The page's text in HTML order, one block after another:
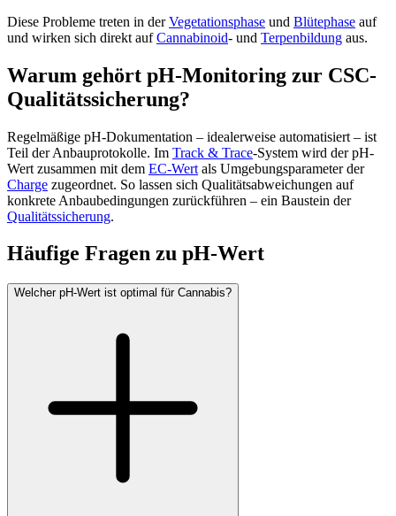
Diese Probleme treten in derVegetationsphase und Blütephase auf
und wirken sich direkt aufCannabinoid- und Terpenbildung aus.
Warum gehört pH-Monitoring zur CSC-
Qualitätssicherung?
Regelmäßige pH-Dokumentation – idealerweise automatisiert – ist
Teil der Anbauprotokolle. Im Track & Trace-System wird der pH-
Wert zusammen mit dem EC-Wert als Umgebungsparameter der
Charge zugeordnet. So lassen sich Qualitätsabweichungen auf
konkrete Anbaubedingungen zurückführen – ein Baustein der
Qualitätssicherung.
Häufige Fragen zu pH-Wert
Welcher pH-Wert ist optimal für Cannabis?